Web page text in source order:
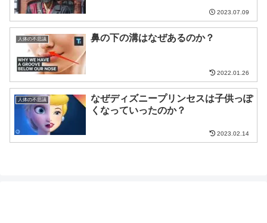
2023.07.09
人体の不思議 鼻の下の溝はなぜあるのか？
2022.01.26
人体の不思議
なぜディズニープリンセスは子供っぽ
くなっていったのか？
2023.02.14